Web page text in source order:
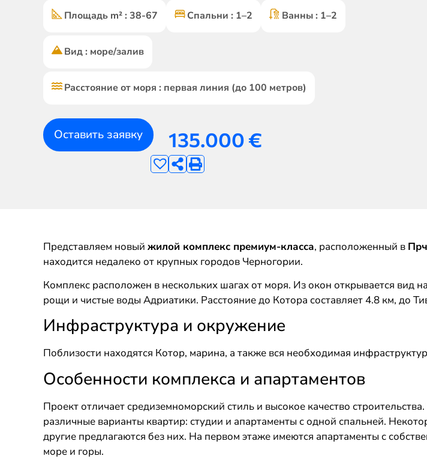
Площадь m² : 38-67 Спальни : 1–2 Ванны : 1–2
Вид : море/залив
Расстояние от моря : первая линия (до 100 метров)
Оставить заявку 135.000€
Представляем новый жилой комплекс премиум-класса, расположенный в
находится недалеко от крупных городов Черногории.
Комплекс расположен в нескольких шагах от моря. Из окон открывается
рощи и чистые воды Адриатики. Расстояние до Котора составляет 4.8 км, до
Инфраструктура и окружение
Поблизости находятся Котор, марина, а также вся необходимая
Особенности комплекса и апартаментов
Проект отличает средиземноморский стиль и высокое качество
различные варианты квартир: студии и апартаменты с одной спальней.
другие предлагаются без них. На первом этаже имеются апартаменты с
море и горы.